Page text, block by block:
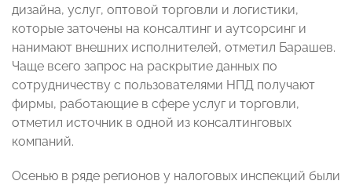
дизайна, услуг, оптовой торговли и логистики,
которые заточены на консалтинг и аутсорсинг и
нанимают внешних исполнителей, отметил Барашев.
Чаще всего запрос на раскрытие данных по
сотрудничеству с пользователями НПД получают
фирмы, работающие в сфере услуг и торговли,
отметил источник в одной из консалтинговых
компаний.
Осенью в ряде регионов у налоговых инспекций были